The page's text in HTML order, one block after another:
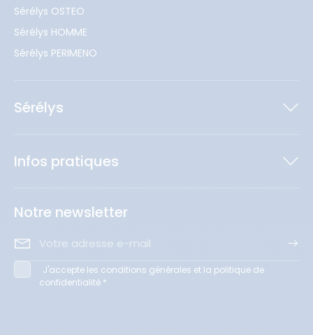
Sérélys OSTEO
Sérélys HOMME
Sérélys PERIMENO
Sérélys
Infos pratiques
Notre newsletter
J'accepte les conditions générales et la politique de
confidentialité *